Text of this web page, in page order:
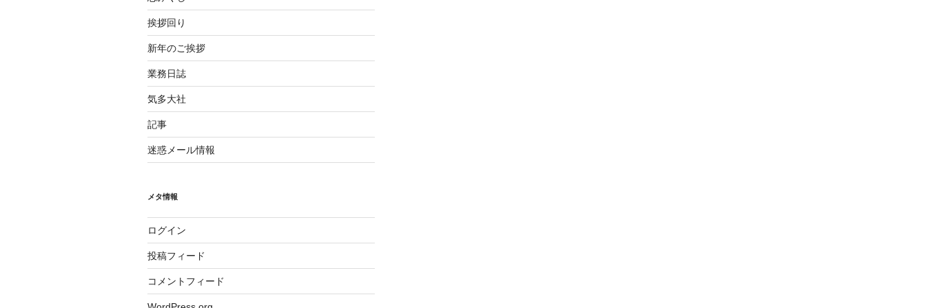
挨拶回り
新年のご挨拶
業務日誌
気多大社
記事
迷惑メール情報
メタ情報
ログイン
投稿フィード
コメントフィード